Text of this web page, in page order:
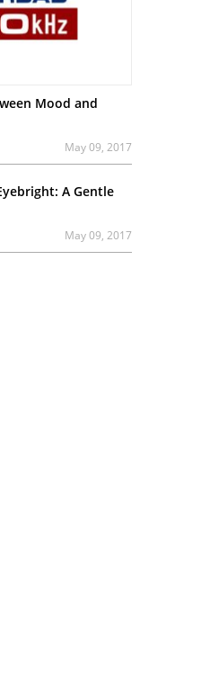
Mood and
May 09, 2017
A Gentle
May 09, 2017